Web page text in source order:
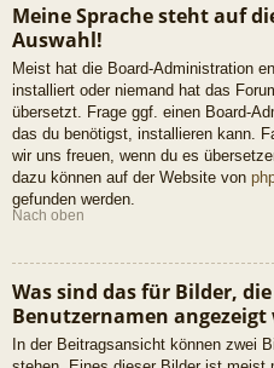
Meine Sprache steht auf
Auswahl!
Meist hat die Board-Administration
installiert oder niemand hat das
übersetzt. Frage ggf. einen Board-
das du benötigst, installieren kann.
wir uns freuen, wenn du es
dazu können auf der Website von
gefunden werden.
Nach oben
Was sind das für Bilder,
Benutzernamen angezeigt
In der Beitragsansicht können zwei